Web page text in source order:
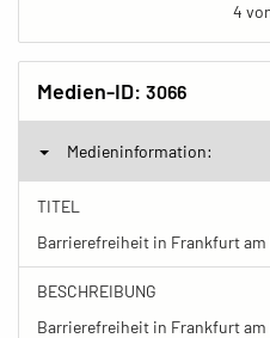
4
Medien-ID: 3066
Medieninformation:
TITEL
Barrierefreiheit in Frankfurt am
BESCHREIBUNG
Barrierefreiheit in Frankfurt